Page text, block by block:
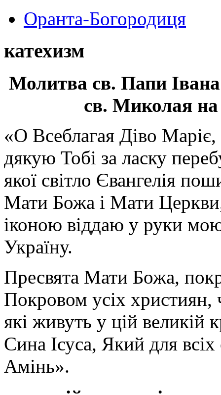
Оранта-Богородиця
катехизм
Молитва св. Папи
св. Миколая на
«О Всеблагая Діво
дякую Тобі за ласку
якої світло Євангелія
Мати Божа і Мати
іконою віддаю у руки
Україну.
Пресвята Мати Божа,
Покровом усіх християн,
які живуть у цій великій
Сина Ісуса, Який для
Амінь».